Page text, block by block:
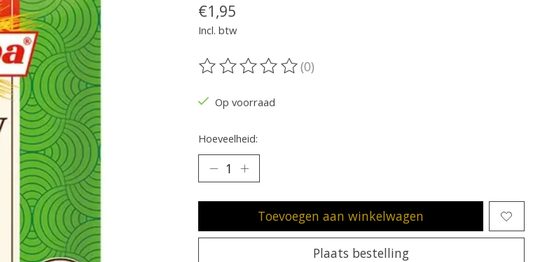
€1,95
Incl. btw
De beoordeling van dit product is
(0)
Op voorraad
Hoeveelheid:
Toevoegen aan winkelwagen
Plaats bestelling